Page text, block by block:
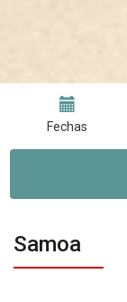
Fechas
Samoa